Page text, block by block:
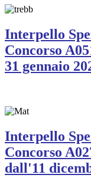
Interpello
Concorso
31 gennaio
Interpello
Concorso
dall'11